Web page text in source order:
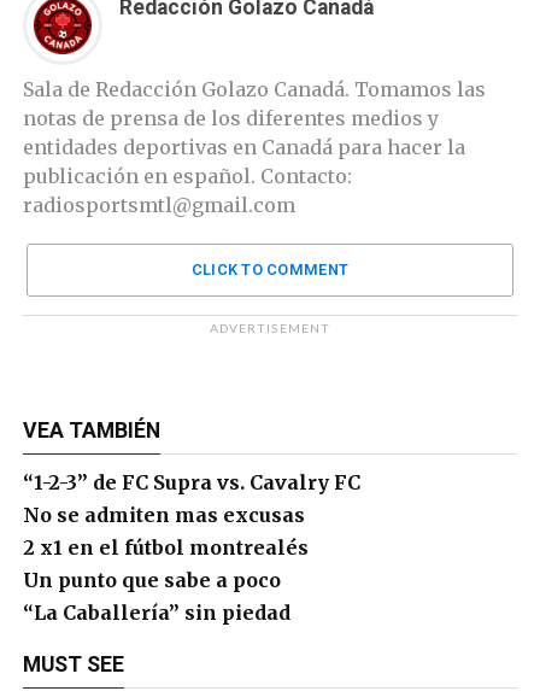
Redacción Golazo Canadá
Sala de Redacción Golazo Canadá. Tomamos las
notas de prensa de los diferentes medios y
entidades deportivas en Canadá para hacer la
publicación en español. Contacto:
radiosportsmtl@gmail.com
CLICK TO COMMENT
ADVERTISEMENT
VEA TAMBIÉN
“1-2-3” de FC Supra vs. Cavalry FC
No se admiten mas excusas
2 x1 en el fútbol montrealés
Un punto que sabe a poco
“La Caballería” sin piedad
MUST SEE